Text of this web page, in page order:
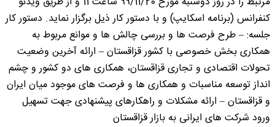
کنفرانس (برنامه اسکایپ) و با دستور کار ذیل برگزار نماید. دستور کار
جلسه: – طرح فرصت ها و بررسی چالش ها و موانع مربوط به
همکاری بخش خصوصی با کشور قزاقستان – ارائه آخرین وضعیت
تحولات اقتصادی و تجاری قزاقستان، همکاری های دو کشور و چشم
انداز توسعه مناسبات و همکاری ها و فرصت های موجود میان ایران
و قزاقستان – ارائه مشکلات و راهکارهای پیشنهادی جهت تسهیل
ورود شرکت های ایرانی به بازار قزاقستان